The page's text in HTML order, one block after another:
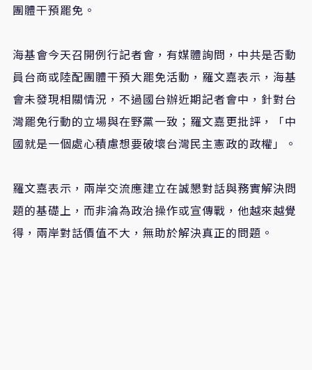
團體干預罷免。
海基會今天召開例行記者會，有媒體詢問，中共是否動
員台商或陸配團體干預大罷免活動，羅文嘉表示，海基
會未發現相關情況，不過國台辦近期記者會中，針對台
灣罷免行動的立場與在野黨一致；羅文嘉更批評，「中
國就是一個處心積慮想要破壞台灣民主憲政的政權」。
羅文嘉表示，兩岸交流應建立在誠懇對話與務實解決問
題的基礎上，而非淪為政治操作或宣傳戰，他越來越覺
得，兩岸對話價值不大，無助於解決真正的問題。